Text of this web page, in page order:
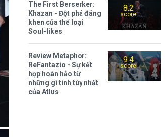
8.2
score
The First Berserker:
Khazan - Đột phá đáng
khen của thể loại
Soul-likes
9.4
score
Review Metaphor:
ReFantazio - Sự kết
hợp hoàn hảo từ
những gì tinh túy nhất
của Atlus